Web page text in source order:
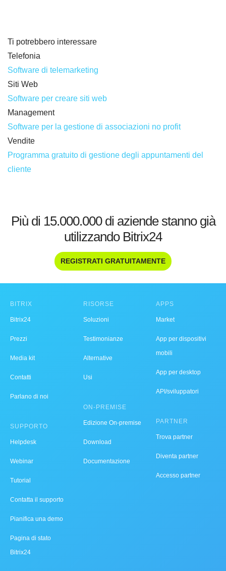
Ti potrebbero interessare
Telefonia
Software di telemarketing
Siti Web
Software per creare siti web
Management
Software per la gestione di associazioni no profit
Vendite
Programma gratuito di gestione degli appuntamenti del
cliente
Più di 15.000.000 di aziende stanno già
utilizzando Bitrix24
REGISTRATI GRATUITAMENTE
BITRIX
Bitrix24
Prezzi
Media kit
Contatti
Parlano di noi
SUPPORTO
Helpdesk
Webinar
Tutorial
Contatta il supporto
Pianifica una demo
Pagina di stato
Bitrix24
RISORSE
Soluzioni
Testimonianze
Alternative
Usi
ON-PREMISE
Edizione On-premise
Download
Documentazione
APPS
Market
App per dispositivi
mobili
App per desktop
API/sviluppatori
PARTNER
Trova partner
Diventa partner
Accesso partner